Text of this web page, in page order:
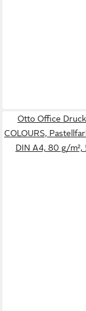
Otto Office
COLOURS,
DIN A4, 80 g/m²,